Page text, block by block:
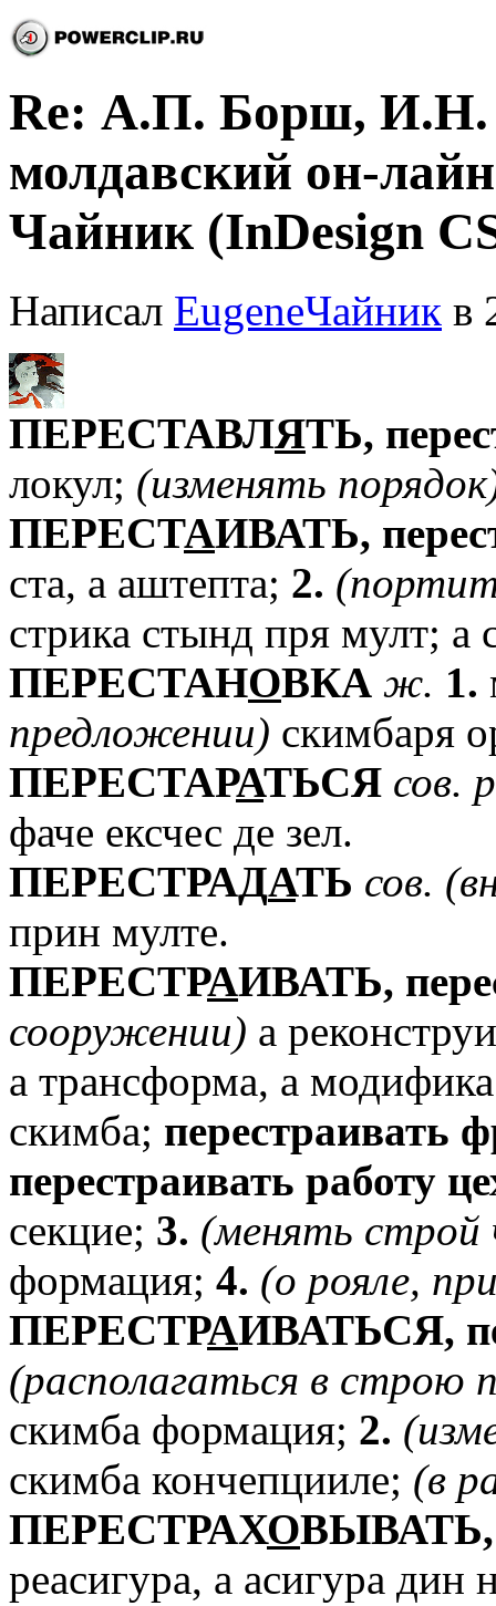
Re: А.П. Борш, И.Н.
молдавский он-
Чайник (InDesign
Написал EugeneЧайник в
ПЕРЕСТАВЛЯТЬ,
локул; (изменять
ПЕРЕСТАИВАТЬ,
ста, а аштепта; 2.
стрика стынд пря мулт; а
ПЕРЕСТАНОВКА ж. 1.
предложении) скимбаря
ПЕРЕСТАРАТЬСЯ сов.
фаче ексчес де зел.
ПЕРЕСТРАДАТЬ сов.
прин мулте.
ПЕРЕСТРАИВАТЬ,
сооружении) а
а трансформа, а
скимба; перестраивать
перестраивать работу
секцие; 3. (менять строй
формация; 4. (о рояле,
ПЕРЕСТРАИВАТЬСЯ,
(располагаться в строю
скимба формация; 2.
скимба кончепцииле; (в
ПЕРЕСТРАХОВЫВАТЬ,
реасигура, а асигура дин